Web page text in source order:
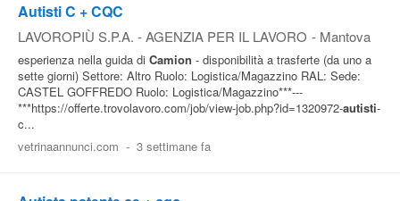
Autisti C + CQC
LAVOROPIÙ S.P.A. - AGENZIA PER IL LAVORO - Mantova
esperienza nella guida di Camion - disponibilità a trasferte (da uno a
sette giorni) Settore: Altro Ruolo: Logistica/Magazzino RAL: Sede:
CASTEL GOFFREDO Ruolo: Logistica/Magazzino***---
***https://offerte.trovolavoro.com/job/view-job.php?id=1320972-autisti-
c...
vetrinaannunci.com - 3 settimane fa